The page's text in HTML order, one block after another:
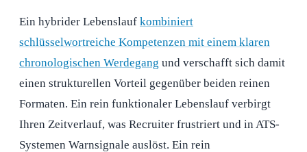
Ein hybrider Lebenslauf kombiniert
schlüsselwortreiche Kompetenzen mit einem klaren
chronologischen Werdegang und verschafft sich damit
einen strukturellen Vorteil gegenüber beiden reinen
Formaten. Ein rein funktionaler Lebenslauf verbirgt
Ihren Zeitverlauf, was Recruiter frustriert und in ATS-
Systemen Warnsignale auslöst. Ein rein